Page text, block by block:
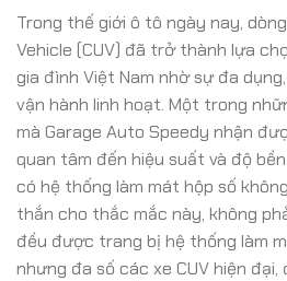
Trong thế giới ô tô ngày nay,
Vehicle (CUV) đã trở thành lựa
gia đình Việt Nam nhờ sự đa
vận hành linh hoạt. Một trong
mà Garage Auto Speedy nhận
quan tâm đến hiệu suất và độ bền
có hệ thống làm mát hộp số
thắn cho thắc mắc này, không
đều được trang bị hệ thống làm
nhưng đa số các xe CUV hiện